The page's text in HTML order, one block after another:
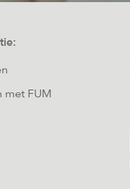
met FUM